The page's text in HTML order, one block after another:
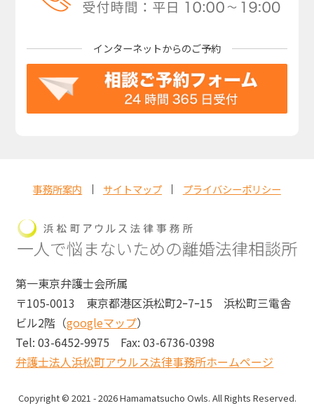
インターネットからのご予約
事務所案内 サイトマップ プライバシーポリシー
第一東京弁護士会所属
〒105-0013 東京都港区浜松町2ｰ7ｰ15 浜松町三電舎
ビル2階（googleマップ）
Tel: 03-6452-9975 Fax: 03-6736-0398
弁護士法人浜松町アウルス法律事務所ホームページ
Copyright © 2021 - 2026 Hamamatsucho Owls. All Rights Reserved.